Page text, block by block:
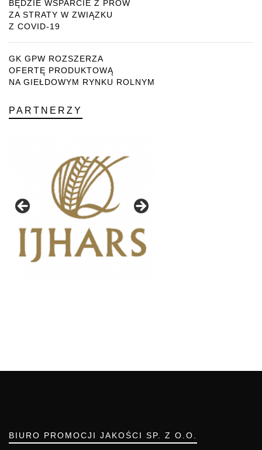
BĘDZIE WSPARCIE Z PROW
ZA STRATY W ZWIĄZKU
Z COVID-19
GK GPW ROZSZERZA
OFERTĘ PRODUKTOWĄ
NA GIEŁDOWYM RYNKU ROLNYM
PARTNERZY
BIURO PROMOCJI JAKOŚCI SP. Z O.O.